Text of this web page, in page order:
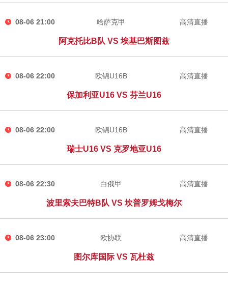
08-06 21:00 哈萨克甲
阿克托比B队 VS 埃基巴斯图兹
高清直播
08-06 22:00 欧锦U16B
保加利亚U16 VS 芬兰U16
高清直播
08-06 22:00 欧锦U16B
瑞士U16 VS 克罗地亚U16
高清直播
08-06 22:30 白俄甲
波里索夫巴特B队 VS 坎普罗姆戈梅尔
高清直播
08-06 23:00 欧协联
图尔库国际 VS 瓦杜兹
高清直播